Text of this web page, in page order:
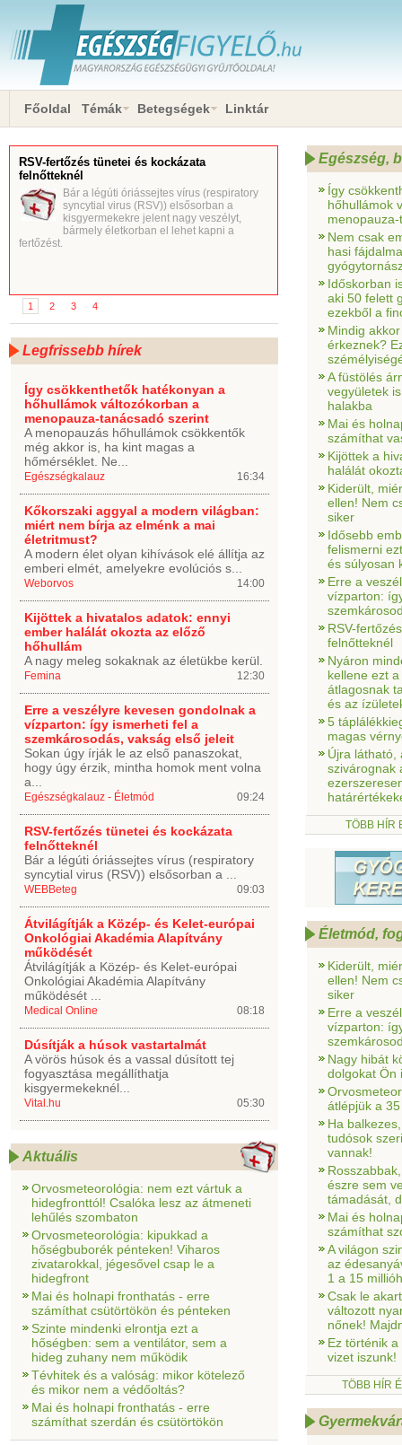
Főoldal Témák Betegségek Linktár
RSV-fertőzés tünetei és kockázata
felnőtteknél
Bár a légúti óriássejtes vírus (respiratory
syncytial virus (RSV)) elsősorban a
kisgyermekekre jelent nagy veszélyt,
bármely életkorban el lehet kapni a
fertőzést.
1 2 3 4
Legfrissebb hírek
Így csökkenthetők hatékonyan a
hőhullámok változókorban a
menopauza-tanácsadó szerint
A menopauzás hőhullámok csökkentők
még akkor is, ha kint magas a
hőmérséklet. Ne...
Egészségkalauz 16:34
Kőkorszaki aggyal a modern világban:
miért nem bírja az elménk a mai
életritmust?
A modern élet olyan kihívások elé állítja az
emberi elmét, amelyekre evolúciós s...
Weborvos 14:00
Kijöttek a hivatalos adatok: ennyi
ember halálát okozta az előző
hőhullám
A nagy meleg sokaknak az életükbe kerül.
Femina 12:30
Erre a veszélyre kevesen gondolnak a
vízparton: így ismerheti fel a
szemkárosodás, vakság első jeleit
Sokan úgy írják le az első panaszokat,
hogy úgy érzik, mintha homok ment volna
a...
Egészségkalauz - Életmód 09:24
RSV-fertőzés tünetei és kockázata
felnőtteknél
Bár a légúti óriássejtes vírus (respiratory
syncytial virus (RSV)) elsősorban a ...
WEBBeteg 09:03
Átvilágítják a Közép- és Kelet-európai
Onkológiai Akadémia Alapítvány
működését
Átvilágítják a Közép- és Kelet-európai
Onkológiai Akadémia Alapítvány
működését ...
Medical Online 08:18
Dúsítják a húsok vastartalmát
A vörös húsok és a vassal dúsított tej
fogyasztása megállíthatja
kisgyermekeknél...
Vital.hu 05:30
Aktuális
Orvosmeteorológia: nem ezt vártuk a
hidegfronttól! Csalóka lesz az átmeneti
lehűlés szombaton
Orvosmeteorológia: kipukkad a
hőségbuborék pénteken! Viharos
zivatarokkal, jégesővel csap le a
hidegfront
Mai és holnapi fronthatás - erre
számíthat csütörtökön és pénteken
Szinte mindenki elrontja ezt a
hőségben: sem a ventilátor, sem a
hideg zuhany nem működik
Tévhitek és a valóság: mikor kötelező
és mikor nem a védőoltás?
Mai és holnapi fronthatás - erre
számíthat szerdán és csütörtökön
Egészség,
Így
hőhullámok
Nem csak
hasi
Időskorban
aki 50 felett
ezekből a
Mindig
érkeznek?
A füstölés
vegyületek
halakba
Mai és
számíthat
Kijöttek a
halálát
Kiderült,
ellen! Nem
siker
Idősebb
felismerni
és súlyosan
Erre a
vízparton:
RSV-
felnőtteknél
Nyáron
kellene ezt
átlagosnak
és az
5
magas
Újra látható,
szivárognak
TÖBB HÍR
Életmód,
Kiderült,
ellen! Nem
siker
Erre a
vízparton:
Nagy hibát
dolgokat Ön
átlépjük a
Ha
tudósok
vannak!
észre sem
támadását,
Mai és
számíthat
A világon
az
1 a 15
Csak le
változott
nőnek!
Ez történik
vizet iszunk!
TÖBB HÍR